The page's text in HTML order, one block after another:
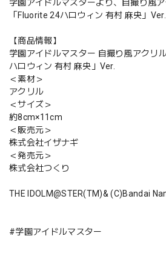
学園アイドルマスターより、自撮り風
「Fluorite 24ハロウィン 有村 麻央」Ver.
【商品情報】
学園アイドルマスター 自撮り風アクリ
ハロウィン 有村 麻央」Ver.
＜素材＞
アクリル
＜サイズ＞
約8cm×11cm
＜販売元＞
株式会社イザナギ
＜発売元＞
株式会社つくり
THE IDOLM@STER(TM)& (C)Bandai
#学園アイドルマスター